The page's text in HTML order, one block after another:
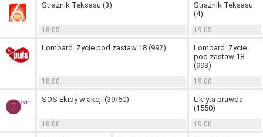
Strażnik Teksasu (3)
18:05
Strażnik Teksasu
(4)
19:05
Lombard. Życie pod zastaw 18 (992)
18:00
Lombard. Życie
pod zastaw 18
(993)
19:00
SOS Ekipy w akcji (39/60)
18:00
Ukryta prawda
(1550)
19:00